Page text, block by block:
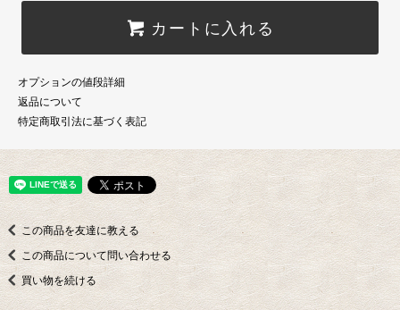
カートに入れる
オプションの値段詳細
返品について
特定商取引法に基づく表記
この商品を友達に教える
この商品について問い合わせる
買い物を続ける